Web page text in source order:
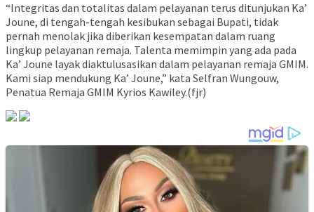
“Integritas dan totalitas dalam pelayanan terus ditunjukan Ka’
Joune, di tengah-tengah kesibukan sebagai Bupati, tidak
pernah menolak jika diberikan kesempatan dalam ruang
lingkup pelayanan remaja. Talenta memimpin yang ada pada
Ka’ Joune layak diaktulusasikan dalam pelayanan remaja GMIM.
Kami siap mendukung Ka’ Joune,” kata Selfran Wungouw,
Penatua Remaja GMIM Kyrios Kawiley.(fjr)